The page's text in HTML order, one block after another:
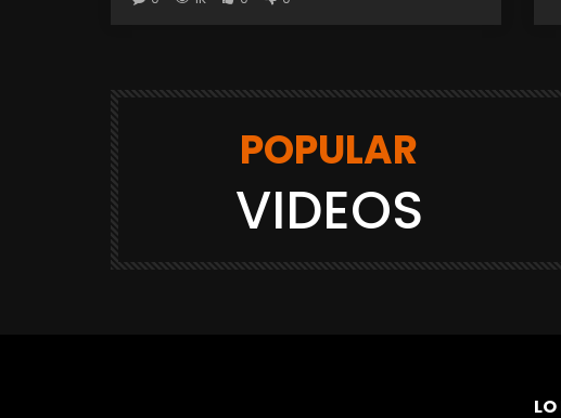
POPULAR
VIDEOS